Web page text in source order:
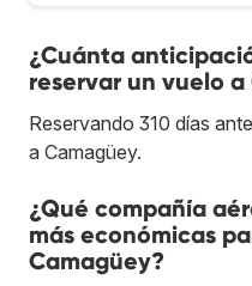
¿Cuánta
reservar un vuelo
Reservando 310 días
a Camagüey.
¿Qué compañía
más económicas
Camagüey?